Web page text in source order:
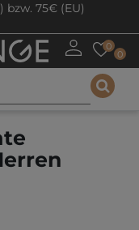
bzw. 75€ (EU)
0
0